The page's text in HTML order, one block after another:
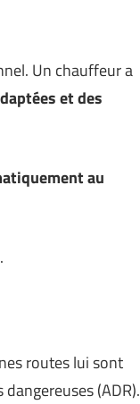
Un chauffeur a
et des
au
.
routes lui sont
(ADR).